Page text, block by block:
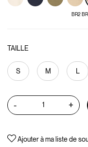
BR2
TAILLE
S M L
- +
Ajouter à ma liste de